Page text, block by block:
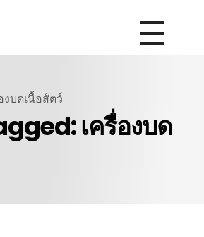
งบดเนื้อสัตว์
เครื่องบด